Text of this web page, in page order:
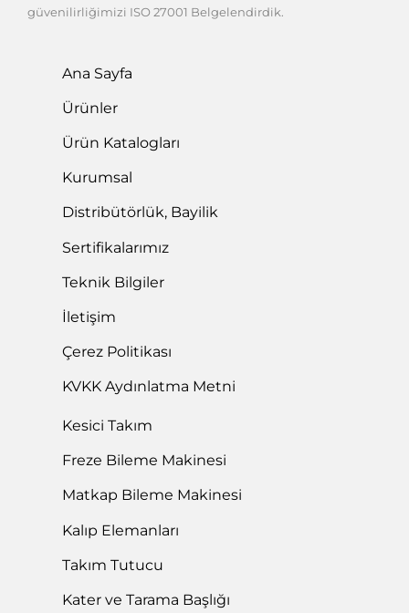
güvenilirliğimizi ISO 27001 Belgelendirdik.
Ana Sayfa
Ürünler
Ürün Katalogları
Kurumsal
Distribütörlük, Bayilik
Sertifikalarımız
Teknik Bilgiler
İletişim
Çerez Politikası
KVKK Aydınlatma Metni
Kesici Takım
Freze Bileme Makinesi
Matkap Bileme Makinesi
Kalıp Elemanları
Takım Tutucu
Kater ve Tarama Başlığı